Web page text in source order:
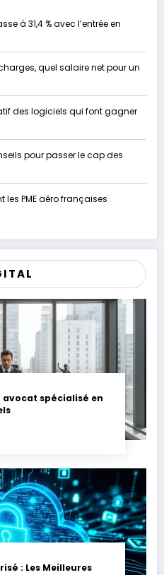
à 31,4 % avec l’entrée en
quel salaire net pour un
des logiciels qui font gagner
pour passer le cap des
PME aéro françaises
spécialisé en
: Les Meilleures